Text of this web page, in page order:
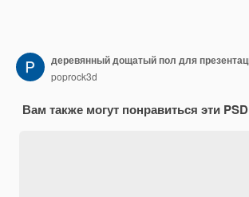
poprock3d
Вам также могут понравиться эти PSD